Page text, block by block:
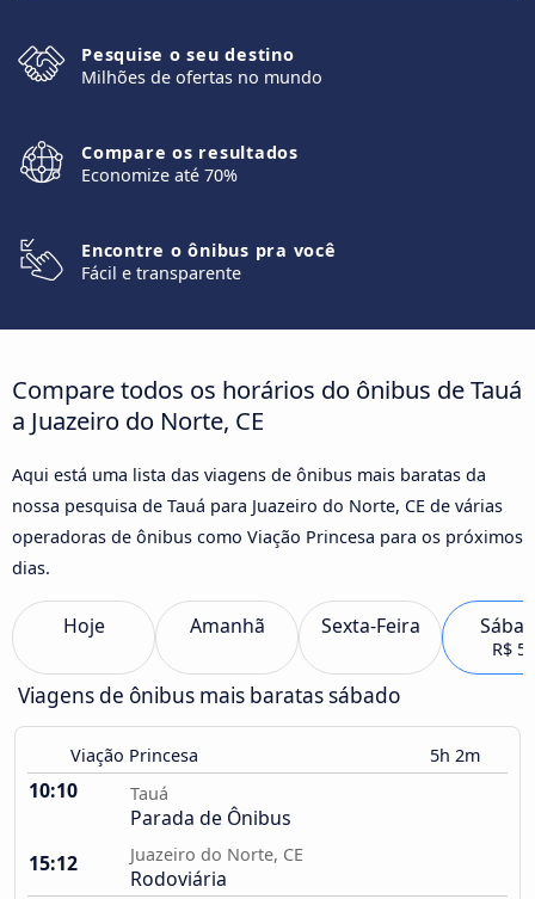
Pesquise o seu destino
Milhões de ofertas no mundo
Compare os resultados
Economize até 70%
Encontre o ônibus pra você
Fácil e transparente
Compare todos os horários do ônibus de Tauá
a Juazeiro do Norte, CE
Aqui está uma lista das viagens de ônibus mais baratas da
nossa pesquisa de Tauá para Juazeiro do Norte, CE de várias
operadoras de ônibus como Viação Princesa para os próximos
dias.
Hoje Amanhã Sexta-Feira
R$ 50
Viagens de ônibus mais baratas sábado
Viação Princesa 5h 2m
10:10 Tauá
Parada de Ônibus
15:12
Juazeiro do Norte, CE
Rodoviária